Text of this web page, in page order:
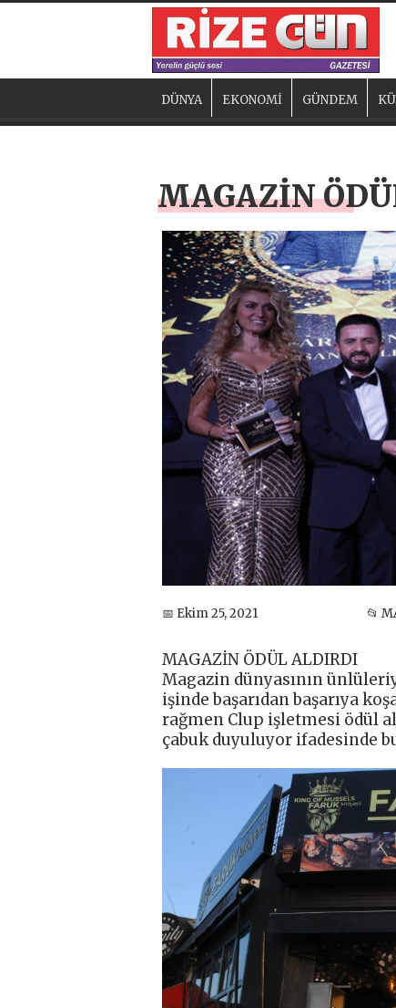
DÜNYA EKONOMİ GÜNDEM
MAGAZİN
📅 Ekim 25, 2021 📂
MAGAZİN ÖDÜL ALDIRDI
Magazin dünyasının
işinde başarıdan başarıya
rağmen Clup işletmesi ödül
çabuk duyuluyor ifadesinde